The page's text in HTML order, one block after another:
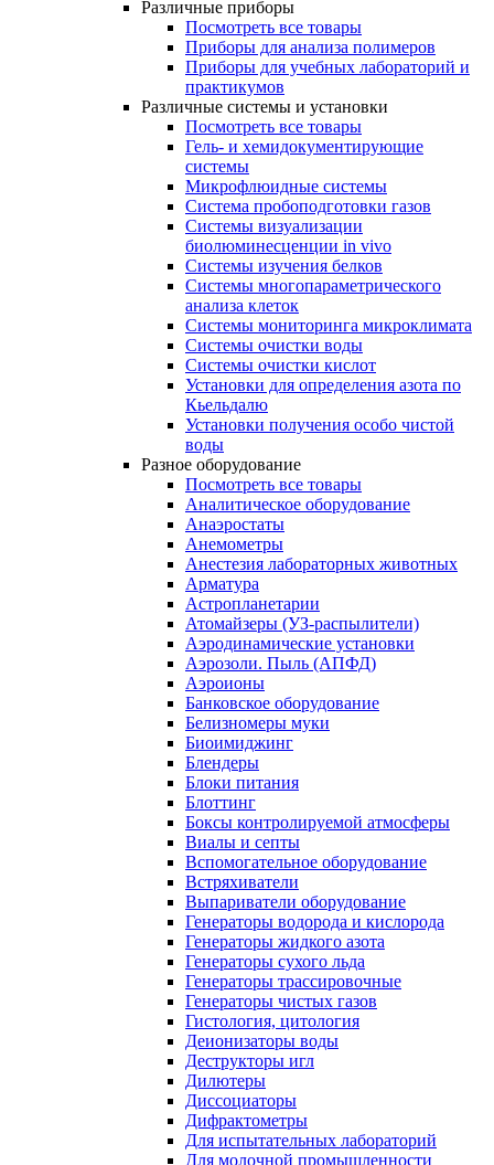
Различные приборы
Посмотреть все товары
Приборы для анализа полимеров
Приборы для учебных лабораторий и
практикумов
Различные системы и установки
Посмотреть все товары
Гель- и хемидокументирующие
системы
Микрофлюидные системы
Система пробоподготовки газов
Системы визуализации
биолюминесценции in vivo
Системы изучения белков
Системы многопараметрического
анализа клеток
Системы мониторинга микроклимата
Системы очистки воды
Системы очистки кислот
Установки для определения азота по
Кьельдалю
Установки получения особо чистой
воды
Разное оборудование
Посмотреть все товары
Аналитическое оборудование
Анаэростаты
Анемометры
Анестезия лабораторных животных
Арматура
Астропланетарии
Атомайзеры (УЗ-распылители)
Аэродинамические установки
Аэрозоли. Пыль (АПФД)
Аэроионы
Банковское оборудование
Белизномеры муки
Биоимиджинг
Блендеры
Блоки питания
Блоттинг
Боксы контролируемой атмосферы
Виалы и септы
Вспомогательное оборудование
Встряхиватели
Выпариватели оборудование
Генераторы водорода и кислорода
Генераторы жидкого азота
Генераторы сухого льда
Генераторы трассировочные
Генераторы чистых газов
Гистология, цитология
Деионизаторы воды
Деструкторы игл
Дилютеры
Диссоциаторы
Дифрактометры
Для испытательных лабораторий
Для молочной промышленности